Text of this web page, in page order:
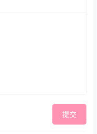
提交